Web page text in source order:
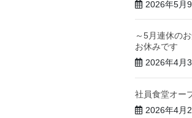
2026年5月
～5月連休の
お休みです
2026年4月
社員食堂オー
2026年4月